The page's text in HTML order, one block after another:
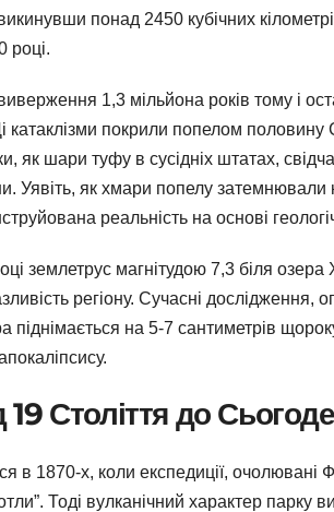
понад 2450 кубічних
році.
1,3 мільйона років тому і
катаклізми покрили попелом
як шари туфу в сусідніх штатах,
Уявіть, як хмари попелу затемнювали
реальність на основі
землетрус магнітудою 7,3 біля
регіону. Сучасні дослідження,
піднімається на 5-7 сантиметрів
Століття до
в 1870-х, коли експедиції,
Тоді вулканічний характер парку